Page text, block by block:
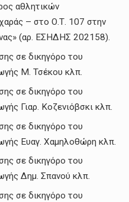
αθλητικών
– στο Ο.Τ. 107 στην
(αρ. ΕΣΗΔΗΣ 202158).
σε δικηγόρο του
Μ. Τσέκου κλπ.
σε δικηγόρο του
Γιαρ. Κοζενιόβσκι κλπ.
σε δικηγόρο του
Ευαγ. Χαμηλοθώρη κλπ.
σε δικηγόρο του
Δημ. Σπανού κλπ.
σε δικηγόρο του